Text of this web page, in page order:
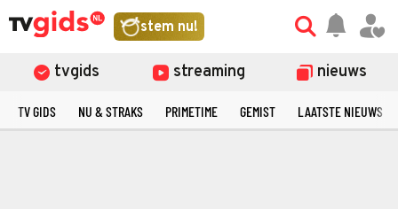
stem nu!
tvgids streaming nieuws
TV GIDS NU & STRAKS PRIMETIME GEMIST LAATSTE NIEUWS